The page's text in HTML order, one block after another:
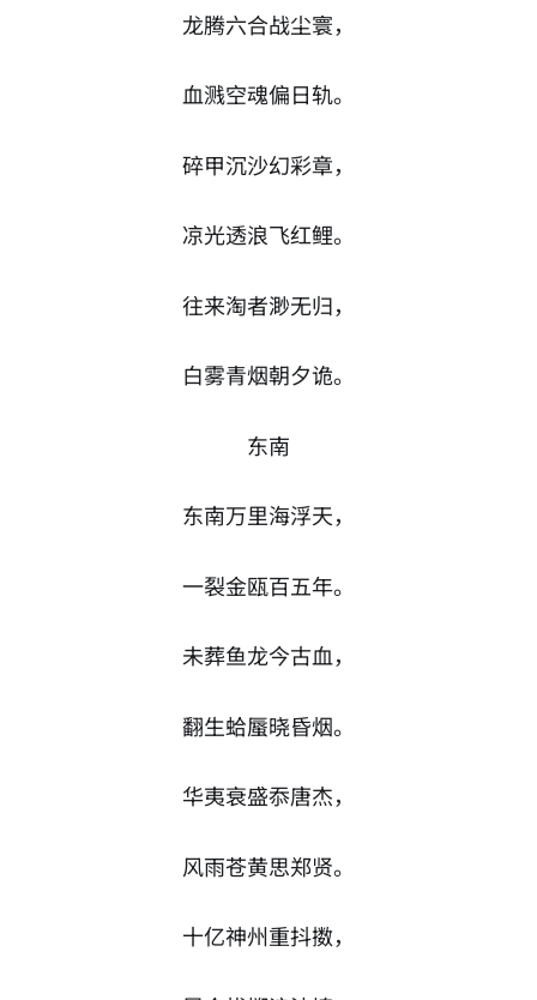
龙腾六合战尘寰，
血溅空魂偏日轨。
碎甲沉沙幻彩章，
凉光透浪飞红鲤。
往来淘者渺无归，
白雾青烟朝夕诡。
东南
东南万里海浮天，
一裂金瓯百五年。
未葬鱼龙今古血，
翻生蛤蜃晓昏烟。
华夷衰盛忝唐杰，
风雨苍黄思郑贤。
十亿神州重抖擞，